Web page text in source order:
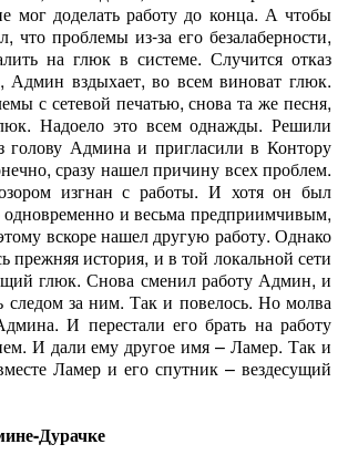
мог доделать работу до конца. А чтобы
что проблемы из-за его безалаберности,
на глюк в системе. Случится отказ
Админ вздыхает, во всем виноват глюк.
с сетевой печатью, снова та же песня,
Надоело это всем однажды. Решили
голову Админа и пригласили в Контору
сразу нашел причину всех проблем.
изгнан с работы. И хотя он был
и весьма предприимчивым,
вскоре нашел другую работу. Однако
прежняя история, и в той локальной сети
глюк. Снова сменил работу Админ, и
следом за ним. Так и повелось. Но молва
И перестали его брать на работу
И дали ему другое имя – Ламер. Так и
Ламер и его спутник – вездесущий
Дурачке